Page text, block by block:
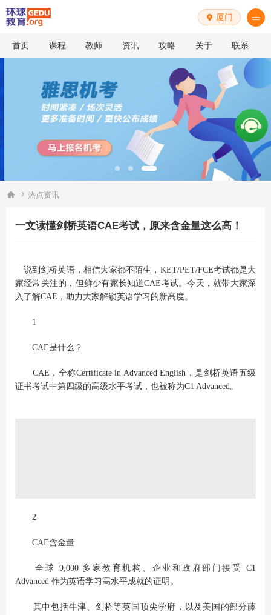
 厦门 
首页 课程 教师 资讯 攻略 关于 联系
  热点资讯
一文读懂剑桥英语CAE考试，原来含金量这么高！
说到剑桥英语，相信大家都不陌生，KET/PET/FCE考试都是大
家经常关注的，但鲜少有家长知道CAE考试。今天，就带大家深
入了解CAE，助力大家解锁英语学习的新高度。
1
CAE是什么？
CAE，全称Certificate in Advanced English，是剑桥英语五级
证书考试中第四级的高级水平考试，也被称为C1 Advanced。
2
CAE含金量
全球 9,000 多家教育机构、企业和政府部门接受 C1
Advanced 作为英语学习高水平成就的证明。
其中包括牛津、剑桥等英国顶尖学府，以及美国的部分藤